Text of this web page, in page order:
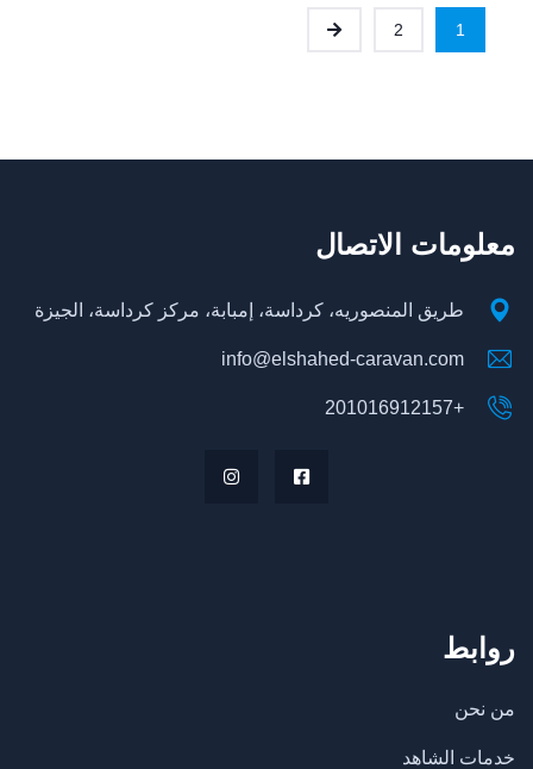
1
2
معلومات الاتصال
طريق المنصوريه، كرداسة، إمبابة، مركز كرداسة، الجيزة
info@elshahed-caravan.com
+201016912157
روابط
من نحن
خدمات الشاهد